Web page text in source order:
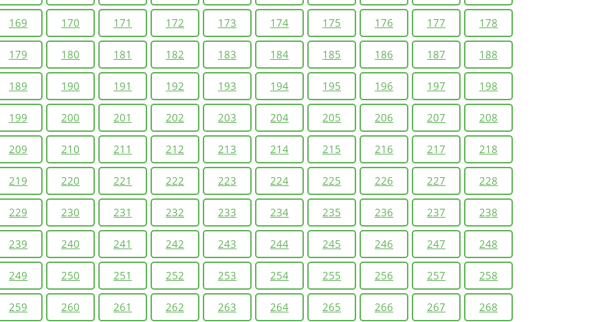
169 170 171 172 173 174 175 176 177 178
179 180 181 182 183 184 185 186 187 188
189 190 191 192 193 194 195 196 197 198
199 200 201 202 203 204 205 206 207 208
209 210 211 212 213 214 215 216 217 218
219 220 221 222 223 224 225 226 227 228
229 230 231 232 233 234 235 236 237 238
239 240 241 242 243 244 245 246 247 248
249 250 251 252 253 254 255 256 257 258
259 260 261 262 263 264 265 266 267 268